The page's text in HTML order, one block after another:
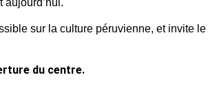
aujourd’hui.
sur la culture péruvienne, et invite
du centre.